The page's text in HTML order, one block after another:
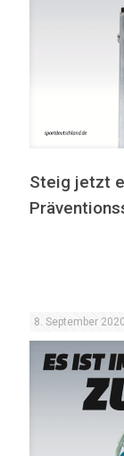
Steig jetzt
8. September 2020